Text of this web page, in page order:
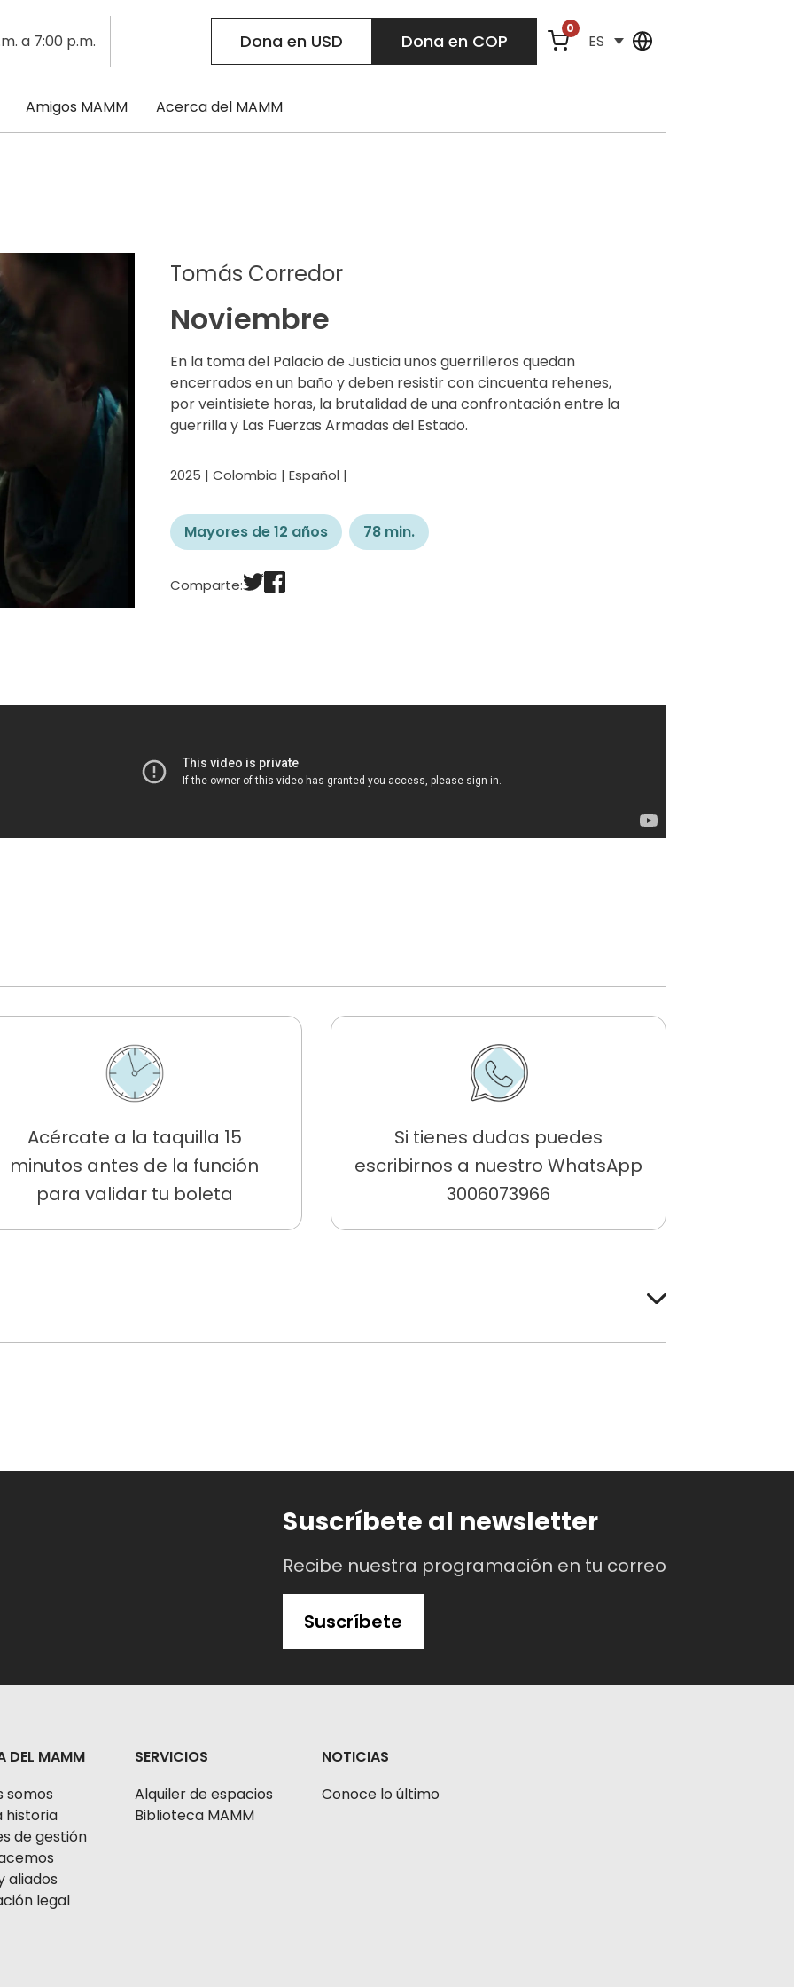
a 7:00 p.m. Dona en USD Dona en COP
0
ES
Amigos MAMM Acerca del MAMM
Tomás Corredor
Noviembre
En la toma del Palacio de Justicia unos guerrilleros quedan
encerrados en un baño y deben resistir con cincuenta rehenes,
por veintisiete horas, la brutalidad de una confrontación entre la
guerrilla y Las Fuerzas Armadas del Estado.
2025 | Colombia | Español |
Mayores de 12 años 78 min.
Comparte:
Acércate a la taquilla 15
minutos antes de la función
para validar tu boleta
Si tienes dudas puedes
escribirnos a nuestro WhatsApp
3006073966
en lafila preferencialdel Museo.
devolución ni en dinero ni en cambios de fechas, horas o películas.
Suscríbete al newsletter
Recibe nuestra programación en tu correo
Suscríbete
DEL MAMM
somos
historia
de gestión
aliados
legal
SERVICIOS
Alquiler de espacios
Biblioteca MAMM
NOTICIAS
Conoce lo último